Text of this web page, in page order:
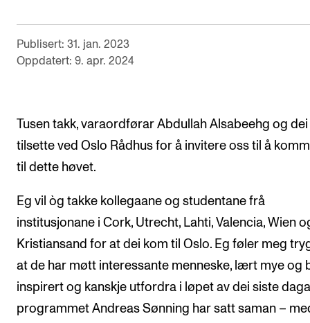
AKTUELT
Ledige stillinger
Kontakt oss
Finn ansatte
For ansatte og studenter
Publisert: 31. jan. 2023
Oppdatert: 9. apr. 2024
Tusen takk, varaordførar Abdullah Alsabeehg og dei
tilsette ved Oslo Rådhus for å invitere oss til å
til dette høvet.
Eg vil òg takke kollegaane og studentane frå
institusjonane i Cork, Utrecht, Lahti, Valencia, Wien
Kristiansand for at dei kom til Oslo. Eg føler meg
at de har møtt interessante menneske, lært mye og
inspirert og kanskje utfordra i løpet av dei siste
programmet Andreas Sønning har satt saman –